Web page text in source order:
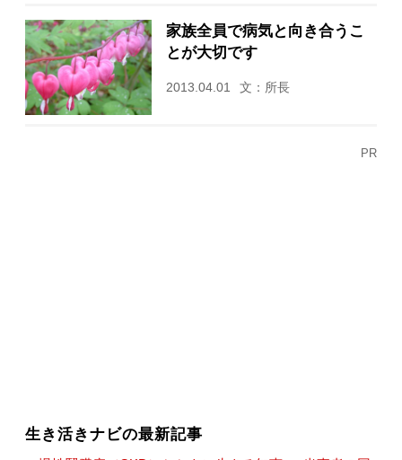
家族全員で病気と向き合うこ
とが大切です
2013.04.01 文：所長
PR
生き活きナビの最新記事